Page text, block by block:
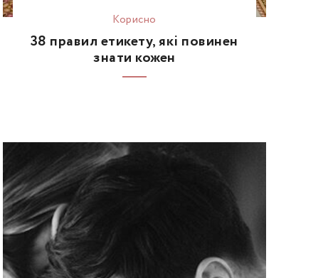
Корисно
38 правил етикету, які повинен
знати кожен